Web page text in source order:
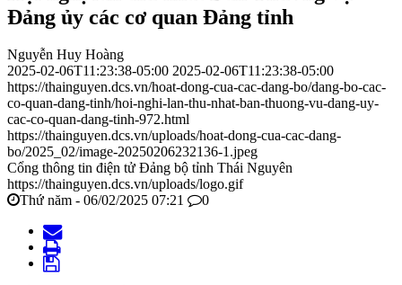
Đảng ủy các cơ quan Đảng tỉnh
Nguyễn Huy Hoàng
2025-02-06T11:23:38-05:00 2025-02-06T11:23:38-05:00
https://thainguyen.dcs.vn/hoat-dong-cua-cac-dang-bo/dang-bo-cac-
co-quan-dang-tinh/hoi-nghi-lan-thu-nhat-ban-thuong-vu-dang-uy-
cac-co-quan-dang-tinh-972.html
https://thainguyen.dcs.vn/uploads/hoat-dong-cua-cac-dang-
bo/2025_02/image-20250206232136-1.jpeg
Cổng thông tin điện tử Đảng bộ tỉnh Thái Nguyên
https://thainguyen.dcs.vn/uploads/logo.gif
Thứ năm - 06/02/2025 07:21
0